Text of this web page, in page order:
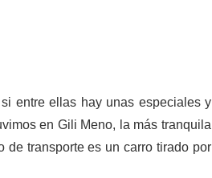
entre ellas hay unas especiales y
en Gili Meno, la más tranquila
transporte es un carro tirado por